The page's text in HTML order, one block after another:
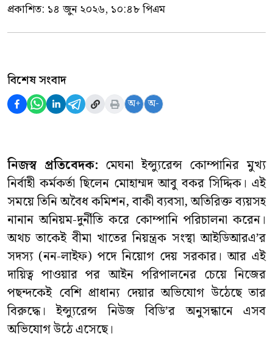
প্রকাশিত: ১৪ জুন ২০২৬, ১০:৪৮ পিএম
বিশেষ সংবাদ
অ+ অ-
নিজস্ব প্রতিবেদক: মেঘনা ইন্স্যুরেন্স কোম্পানির মুখ্য
নির্বাহী কর্মকর্তা ছিলেন মোহাম্মদ আবু বকর সিদ্দিক। এই
সময়ে তিনি অবৈধ কমিশন, বাকী ব্যবসা, অতিরিক্ত ব্যয়সহ
নানান অনিয়ম-দুর্নীতি করে কোম্পানি পরিচালনা করেন।
অথচ তাকেই বীমা খাতের নিয়ন্ত্রক সংস্থা আইডিআরএ’র
সদস্য (নন-লাইফ) পদে নিয়োগ দেয় সরকার। আর এই
দায়িত্ব পাওয়ার পর আইন পরিপালনের চেয়ে নিজের
পছন্দকেই বেশি প্রাধান্য দেয়ার অভিযোগ উঠেছে তার
বিরুদ্ধে। ইন্স্যুরেন্স নিউজ বিডি’র অনুসন্ধানে এসব
অভিযোগ উঠে এসেছে।